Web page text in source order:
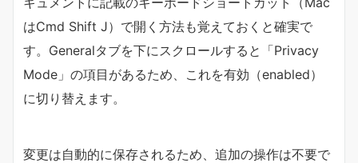
はCmd Shift J）で開く方法も覚えておくと確実で
す。Generalタブを下にスクロールすると「Privacy
Mode」の項目があるため、これを有効（enabled）
に切り替えます。
変更は自動的に保存されるため、追加の操作は不要で